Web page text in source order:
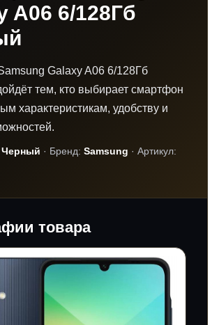
A06 6/128Гб
Galaxy A06 6/128Гб
тем, кто выбирает смартфон
характеристикам, удобству и
Черный · Бренд: Samsung · Артикул:
товара